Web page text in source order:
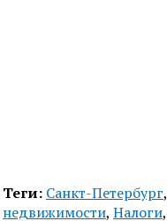
Теги: Санкт-Петербург,
недвижимости, Налоги,